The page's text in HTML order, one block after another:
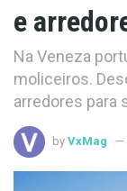
e
Na Veneza
moliceiros.
arredores para
by VxMag